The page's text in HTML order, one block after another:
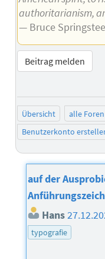
authoritarianism,
— Bruce
Beitrag melden
Übersicht alle Foren
Benutzerkonto
auf der
Hans
typografie